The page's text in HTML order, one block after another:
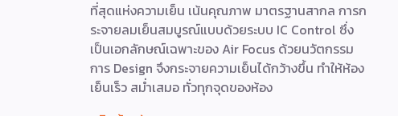
ที่สุดแห่งความเย็น เน้นคุณภาพ มาตรฐานสากล การก
ระจายลมเย็นสมบูรณ์แบบด้วยระบบ IC Control ซึ่ง
เป็นเอกลักษณ์เฉพาะของ Air Focus ด้วยนวัตกรรม
การ Design จึงกระจายความเย็นได้กว้างขึ้น ทำให้ห้อง
เย็นเร็ว สม่ำเสมอ ทั่วทุกจุดของห้อง